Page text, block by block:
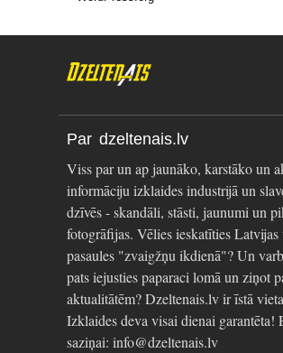
Par dzeltenais.lv
Viss par un ap jaunāko, karstāko un
informāciju izklaides industrijā un
dzīvēs - skandāli, stāsti, jaunumi un
fotogrāfijas. Vēlies ieskatīties Latvijas
pasaules "zvaigžņu ikdienā"? Un
pats iejusties paparaci lomā un ziņot
aktualitātēm? Dzeltenais.lv ir īstā
Izklaides deva visai dienai garantēta!
saziņai: info@dzeltenais.lv